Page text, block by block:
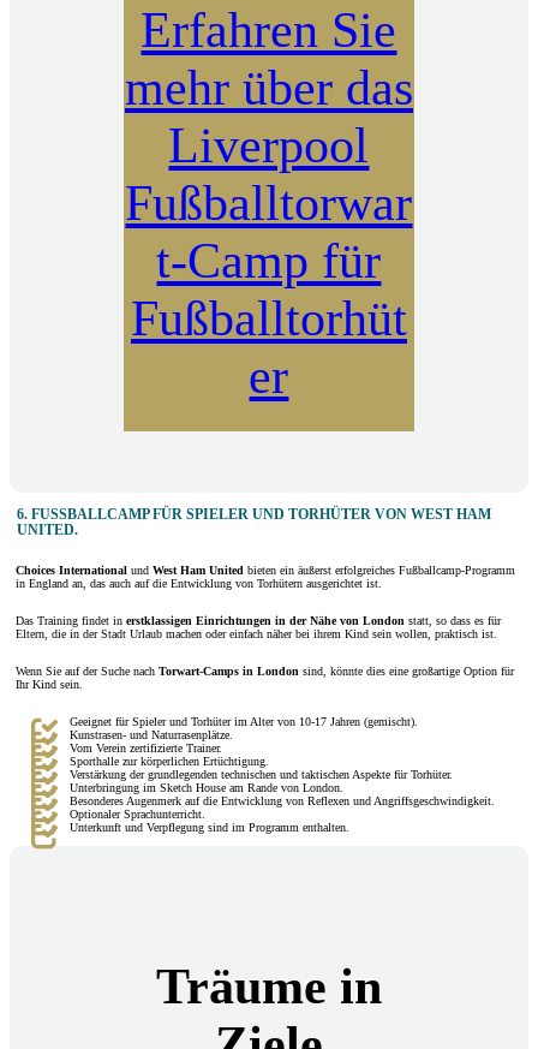
Erfahren Sie
mehr über das
Liverpool
Fußballtorwar
t-Camp für
Fußballtorhüt
er
6. FUSSBALLCAMP FÜR SPIELER UND TORHÜTER VON WEST HAM U
NITED.
Choices International und West Ham United bieten ein äußerst erfolgreiches Fußballcamp-Programm
in England an, das auch auf die Entwicklung von Torhütern ausgerichtet ist.
Das Training findet in erstklassigen Einrichtungen in der Nähe von London statt, so dass es für
Eltern, die in der Stadt Urlaub machen oder einfach näher bei ihrem Kind sein wollen, praktisch ist.
Wenn Sie auf der Suche nach Torwart-Camps in London sind, könnte dies eine großartige Option für
Ihr Kind sein.
Geeignet für Spieler und Torhüter im Alter von 10-17 Jahren (gemischt).
Kunstrasen- und Naturrasenplätze.
Vom Verein zertifizierte Trainer.
Sporthalle zur körperlichen Ertüchtigung.
Verstärkung der grundlegenden technischen und taktischen Aspekte für Torhüter.
Unterbringung im Sketch House am Rande von London.
Besonderes Augenmerk auf die Entwicklung von Reflexen und Angriffsgeschwindigkeit.
Optionaler Sprachunterricht.
Unterkunft und Verpflegung sind im Programm enthalten.
Träume in